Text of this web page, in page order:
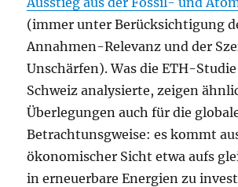
(immer unter Berücksichtigung
Annahmen-Relevanz und der
Unschärfen). Was die ETH-
Schweiz analysierte, zeigen
Überlegungen auch für die
Betrachtunsgweise: es kommt
ökonomischer Sicht etwa aufs
in erneuerbare Energien zu